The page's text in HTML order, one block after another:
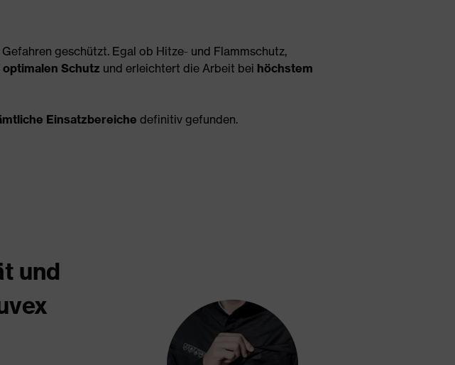
geschützt. Egal ob Hitze- und Flammschutz,
optimalen Schutz und erleichtert die Arbeit bei höchstem
Einsatzbereiche definitiv gefunden.
und